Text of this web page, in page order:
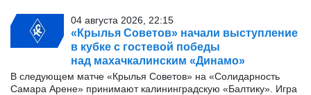
04 августа 2026, 22:15
«Крылья Советов» начали выступление
в кубке с гостевой победы
над махачкалинским «Динамо»
В следующем матче «Крылья Советов» на «Солидарность
Самара Арене» принимают калининградскую «Балтику». Игра